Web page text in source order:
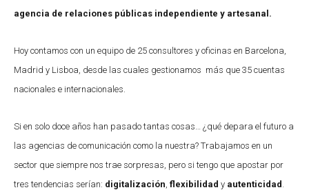
agencia de relaciones públicas independiente y artesanal.
Hoy contamos con un equipo de 25 consultores y oficinas en Barcelona,
Madrid y Lisboa, desde las cuales gestionamos más que 35 cuentas
nacionales e internacionales.
Si en solo doce años han pasado tantas cosas… ¿qué depara el futuro a
las agencias de comunicación como la nuestra? Trabajamos en un
sector que siempre nos trae sorpresas, pero si tengo que apostar por
tres tendencias serían: digitalización flexibilidad y autenticidad